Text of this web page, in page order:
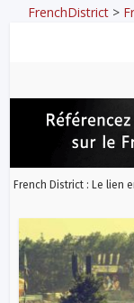
FrenchDistrict >
French District : Le lien